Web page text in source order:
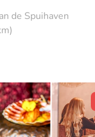
de Spuihaven